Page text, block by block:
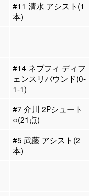
#11 清水 アシスト(1
本)
#14 ネブフィ ディフ
ェンスリバウンド(0-
1-1)
#7 介川 2Pシュート
○(21点)
#5 武藤 アシスト(2
本)